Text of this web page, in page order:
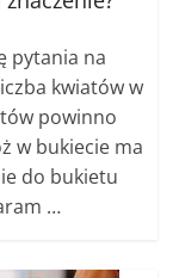
pytania na
kwiatów w
powinno
w bukiecie ma
do bukietu
…